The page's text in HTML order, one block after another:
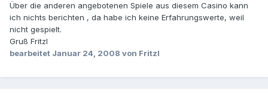
Über die anderen angebotenen Spiele aus diesem Casino kann
ich nichts berichten , da habe ich keine Erfahrungswerte, weil
nicht gespielt.
Gruß Fritzl
bearbeitet Januar 24, 2008 von Fritzl